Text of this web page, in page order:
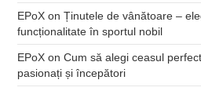
EPoX onȚinutele de vânătoare –
funcționalitate în sportul nobil
EPoX onCum să alegi ceasul
pasionați și începători